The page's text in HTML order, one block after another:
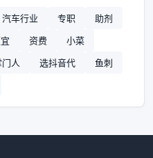
汽车行业 专职
助剂
资费
小菜
门人 选抖音代
鱼刺